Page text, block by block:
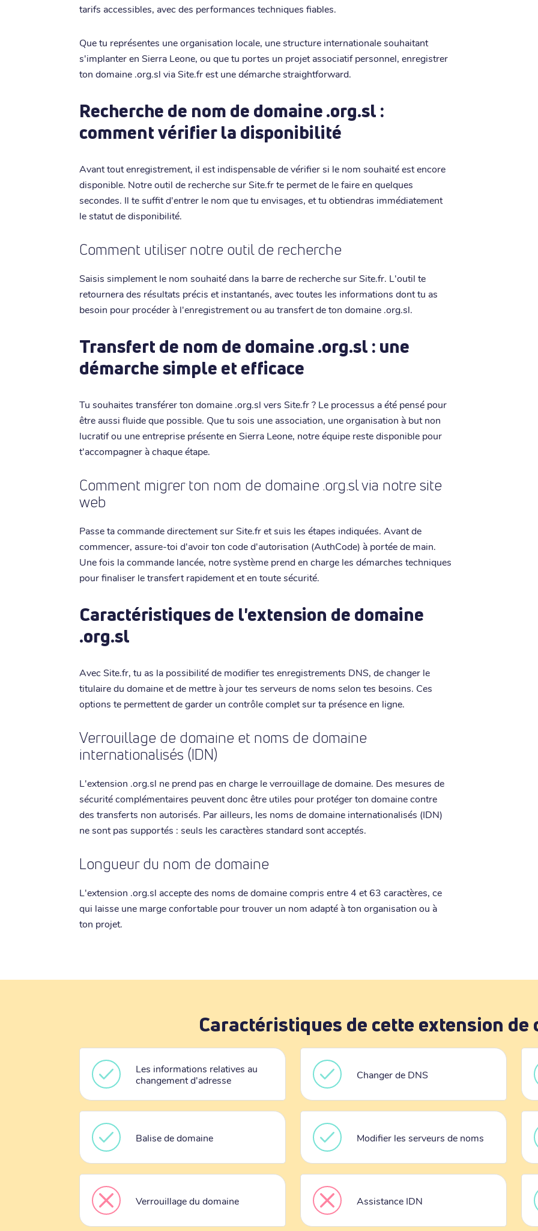
tarifs accessibles, avec des performances techniques fiables.
Que tu représentes une organisation locale, une structure internationale souhaitant
s'implanter en Sierra Leone, ou que tu portes un projet associatif personnel, enregistrer
ton domaine .org.sl via Site.fr est une démarche straightforward.
Recherche de nom de domaine .org.sl :
comment vérifier la disponibilité
Avant tout enregistrement, il est indispensable de vérifier si le nom souhaité est encore
disponible. Notre outil de recherche sur Site.fr te permet de le faire en quelques
secondes. Il te suffit d'entrer le nom que tu envisages, et tu obtiendras immédiatement
le statut de disponibilité.
Comment utiliser notre outil de recherche
Saisis simplement le nom souhaité dans la barre de recherche sur Site.fr. L'outil te
retournera des résultats précis et instantanés, avec toutes les informations dont tu as
besoin pour procéder à l'enregistrement ou au transfert de ton domaine .org.sl.
Transfert de nom de domaine .org.sl : une
démarche simple et efficace
Tu souhaites transférer ton domaine .org.sl vers Site.fr ? Le processus a été pensé pour
être aussi fluide que possible. Que tu sois une association, une organisation à but non
lucratif ou une entreprise présente en Sierra Leone, notre équipe reste disponible pour
t'accompagner à chaque étape.
Comment migrer ton nom de domaine .org.sl via notre site
web
Passe ta commande directement sur Site.fr et suis les étapes indiquées. Avant de
commencer, assure-toi d'avoir ton code d'autorisation (AuthCode) à portée de main.
Une fois la commande lancée, notre système prend en charge les démarches techniques
pour finaliser le transfert rapidement et en toute sécurité.
Caractéristiques de l'extension de domaine
.org.sl
Avec Site.fr, tu as la possibilité de modifier tes enregistrements DNS, de changer le
titulaire du domaine et de mettre à jour tes serveurs de noms selon tes besoins. Ces
options te permettent de garder un contrôle complet sur ta présence en ligne.
Verrouillage de domaine et noms de domaine
internationalisés (IDN)
L'extension .org.sl ne prend pas en charge le verrouillage de domaine. Des mesures de
sécurité complémentaires peuvent donc être utiles pour protéger ton domaine contre
des transferts non autorisés. Par ailleurs, les noms de domaine internationalisés (IDN)
ne sont pas supportés : seuls les caractères standard sont acceptés.
Longueur du nom de domaine
L'extension .org.sl accepte des noms de domaine compris entre 4 et 63 caractères, ce
qui laisse une marge confortable pour trouver un nom adapté à ton organisation ou à
ton projet.
Caractéristiques de cette extension de
Les informations relatives au
changement d'adresse
Changer de DNS
Balise de domaine Modifier les serveurs de noms
Verrouillage du domaine Assistance IDN